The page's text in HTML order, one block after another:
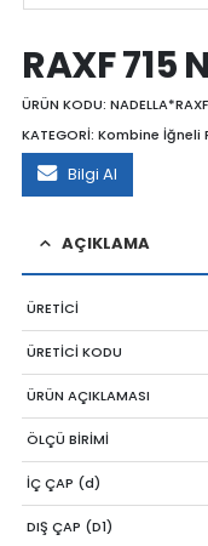
RAXF 715
ÜRÜN KODU:
KATEGORİ: Kombine İğneli
Bilgi Al
AÇIKLAMA
ÜRETİCİ
ÜRETİCİ KODU
ÜRÜN AÇIKLAMASI
ÖLÇÜ BİRİMİ
İÇ ÇAP (d)
DIŞ ÇAP (D1)